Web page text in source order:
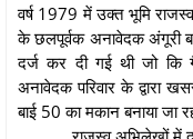
वर्ष 1979 में उक्त भूमि
के छलपूर्वक अनावेदक अंगूरी
दर्ज कर दी गई थी जो कि
अनावेदक परिवार के
बाई 50 का मकान बनाया जा